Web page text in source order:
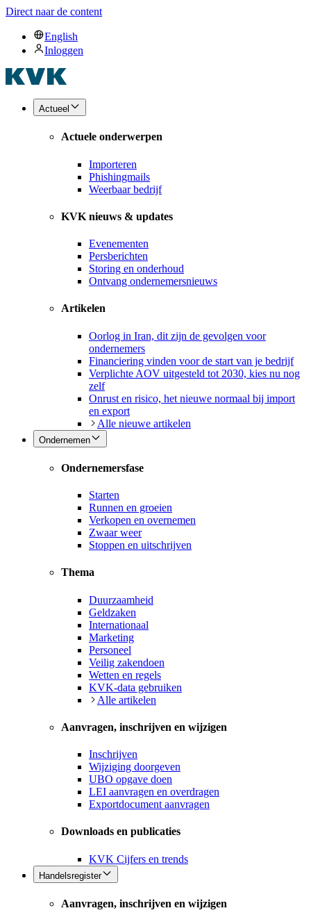
Direct naar de content
English
Inloggen
Actueel
Actuele onderwerpen
Importeren
Phishingmails
Weerbaar bedrijf
KVK nieuws & updates
Evenementen
Persberichten
Storing en onderhoud
Ontvang ondernemersnieuws
Artikelen
Oorlog in Iran, dit zijn de gevolgen voor
ondernemers
Financiering vinden voor de start van je bedrijf
Verplichte AOV uitgesteld tot 2030, kies nu nog
zelf
Onrust en risico, het nieuwe normaal bij import
en export
Alle nieuwe artikelen
Ondernemen
Ondernemersfase
Starten
Runnen en groeien
Verkopen en overnemen
Zwaar weer
Stoppen en uitschrijven
Thema
Duurzaamheid
Geldzaken
Internationaal
Marketing
Personeel
Veilig zakendoen
Wetten en regels
KVK-data gebruiken
Alle artikelen
Aanvragen, inschrijven en wijzigen
Inschrijven
Wijziging doorgeven
UBO opgave doen
LEI aanvragen en overdragen
Exportdocument aanvragen
Downloads en publicaties
KVK Cijfers en trends
Handelsregister
Aanvragen, inschrijven en wijzigen